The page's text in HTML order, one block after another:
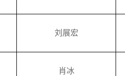
刘展宏
肖冰